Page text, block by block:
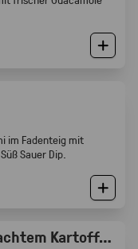
im Fadenteig mit
Sauer Dip.
Crispy Chicken mit hausgemachtem Kartoffelsalat